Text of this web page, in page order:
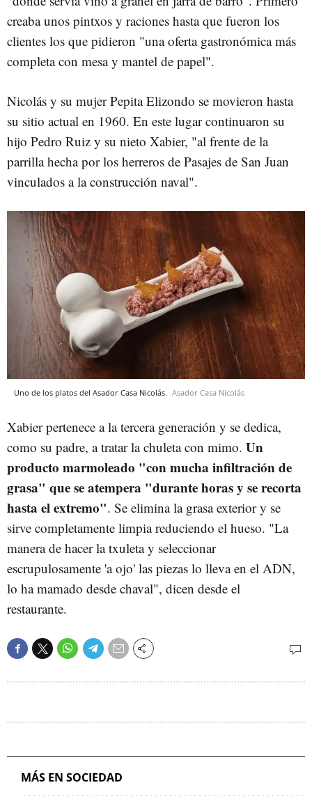
creaba unos pintxos y raciones hasta que fueron los
clientes los que pidieron "una oferta gastronómica más
completa con mesa y mantel de papel".
Nicolás y su mujer Pepita Elizondo se movieron hasta
su sitio actual en 1960. En este lugar continuaron su
hijo Pedro Ruiz y su nieto Xabier, "al frente de la
parrilla hecha por los herreros de Pasajes de San Juan
vinculados a la construcción naval".
Uno de los platos del Asador Casa Nicolás. Asador Casa Nicolás
Xabier pertenece a la tercera generación y se dedica,
como su padre, a tratar la chuleta con mimo. Un
producto marmoleado "con mucha infiltración de
grasa" que se atempera "durante horas y se recorta
hasta el extremo". Se elimina la grasa exterior y se
sirve completamente limpia reduciendo el hueso. "La
manera de hacer la txuleta y seleccionar
escrupulosamente 'a ojo' las piezas lo lleva en el ADN,
lo ha mamado desde chaval", dicen desde el
restaurante.
MÁS EN SOCIEDAD